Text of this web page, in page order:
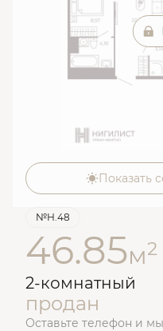
Показать
№Н.48
46.85м2
2-комнатный
продан
Оставьте телефон и